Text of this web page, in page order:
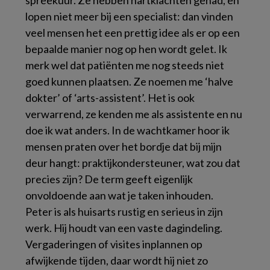
lopen niet meer bij een specialist: dan vinden
veel mensen het een prettig idee als er op een
bepaalde manier nog op hen wordt gelet. Ik
merk wel dat patiënten me nog steeds niet
goed kunnen plaatsen. Ze noemen me ‘halve
dokter’ of ‘arts-assistent’. Het is ook
verwarrend, ze kenden me als assistente en nu
doe ik wat anders. In de wachtkamer hoor ik
mensen praten over het bordje dat bij mijn
deur hangt: praktijkondersteuner, wat zou dat
precies zijn? De term geeft eigenlijk
onvoldoende aan wat je taken inhouden.
Peter is als huisarts rustig en serieus in zijn
werk. Hij houdt van een vaste dagindeling.
Vergaderingen of visites inplannen op
afwijkende tijden, daar wordt hij niet zo